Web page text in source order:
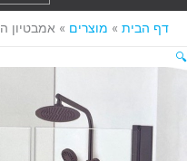
דף הבית מוצרים
אמבטיון
🔍